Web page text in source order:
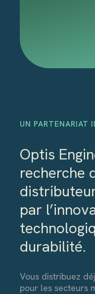
UN PARTENARIAT
Optis
recherche
par
durabilité.
Vous distribuez
pour les secteurs